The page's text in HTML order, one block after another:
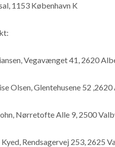
1153 København K
Vegavænget 41, 2620
Olsen, Glentehusene 52
Nørretofte Alle 9, 2500
Rendsagervej 253, 2625